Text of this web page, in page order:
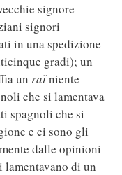
signore
signori
in una spedizione
gradi); un
un raïniente
che si lamentava
spagnoli che si
e ci sono gli
dalle opinioni
di un